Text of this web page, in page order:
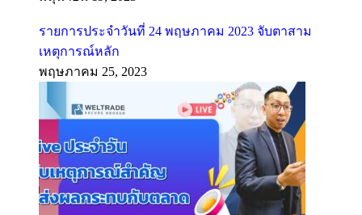
รายการประจำวันที่ 24 พฤษภาคม 2023 จับตาสาม
เหตุการณ์หลัก
พฤษภาคม 25, 2023